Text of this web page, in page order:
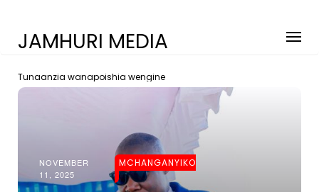
JAMHURI MEDIA
Tunaanzia wanapoishia wengine
NOVEMBER
11, 2025
MCHANGANYIKO